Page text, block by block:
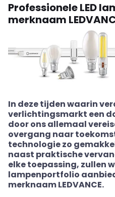
Professionele LED
merknaam
In deze tijden waarin
verlichtingsmarkt een
door ons allemaal
overgang naar
technologie zo
naast praktische
elke toepassing, zullen
lampenportfolio
merknaam LEDVANCE.